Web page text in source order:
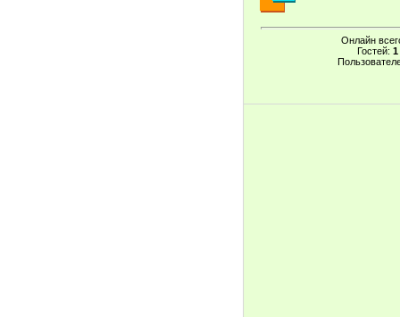
Онлайн
Гостей: 1